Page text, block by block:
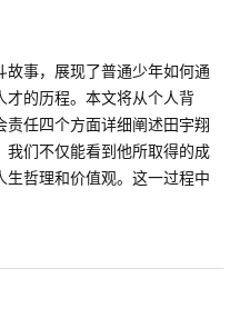
事，展现了普通少年如何通
才的历程。本文将从个人背
任四个方面详细阐述田宇翔
我们不仅能看到他所取得的成
哲理和价值观。这一过程中